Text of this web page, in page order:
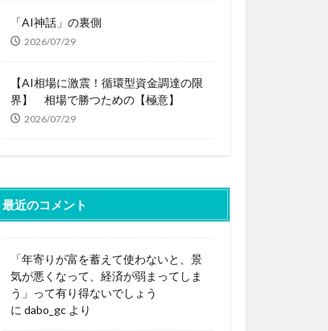
「AI神話」の裏側
2026/07/29
【AI相場に激震！循環型資金調達の限
界】 相場で勝つための【極意】
2026/07/29
最近のコメント
「年寄りが富を蓄えて使わないと、景
気が悪くなって、経済が弱まってしま
う」って有り得ないでしょう
に dabo_gc より